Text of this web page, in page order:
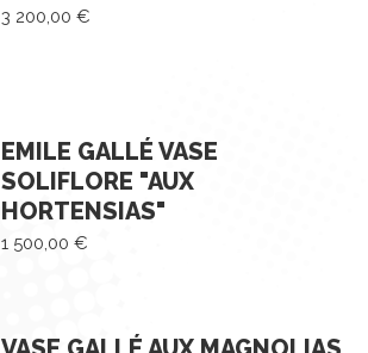
3 200,00 €
EMILE GALLÉ VASE
SOLIFLORE "AUX
HORTENSIAS"
1 500,00 €